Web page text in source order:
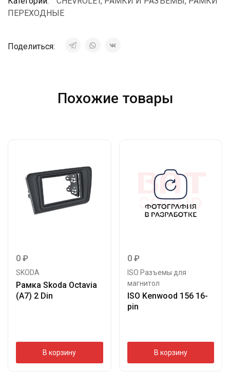
ПЕРЕХОДНЫЕ
Поделиться:
Похожие товары
0 ₽
SKODA
Рамка Skoda Octavia
(A7) 2 Din
В корзину
0 ₽
ISO Разъемы для
магнитол
ISO Kenwood 156 16-
pin
В корзину